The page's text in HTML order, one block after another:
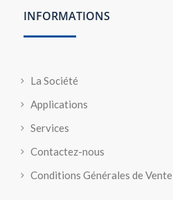
INFORMATIONS
La Société
Applications
Services
Contactez-nous
Conditions Générales de Vente